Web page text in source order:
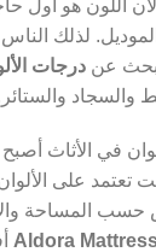
اللون هو أول
لذلك
عن درجات
والسجاد
تعتمد على
حسب المساحة